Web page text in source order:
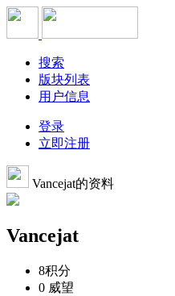
搜索
版块列表
用户信息
登录
立即注册
Vancejat的资料
Vancejat
8积分
0 威望